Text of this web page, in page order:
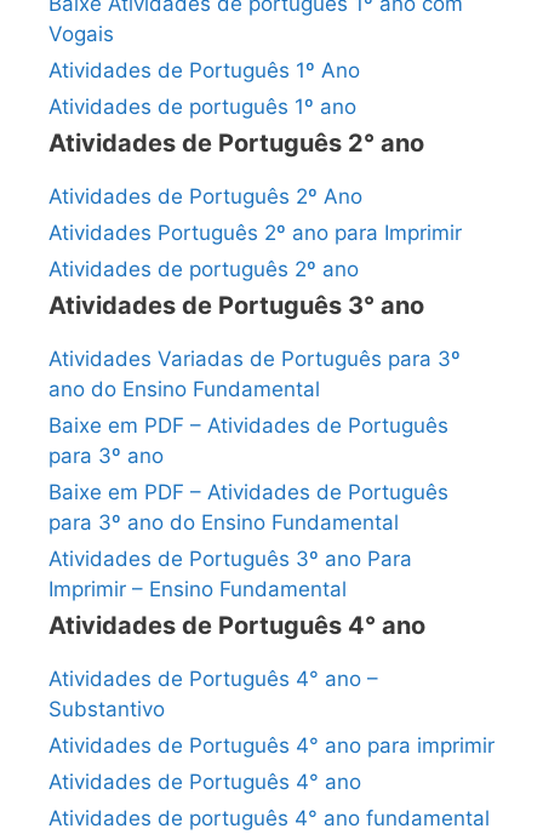
Vogais
Atividades de Português 1º Ano
Atividades de português 1º ano
Atividades de Português 2° ano
Atividades de Português 2º Ano
Atividades Português 2º ano para Imprimir
Atividades de português 2º ano
Atividades de Português 3° ano
Atividades Variadas de Português para 3º
ano do Ensino Fundamental
Baixe em PDF – Atividades de Português
para 3º ano
Baixe em PDF – Atividades de Português
para 3º ano do Ensino Fundamental
Atividades de Português 3º ano Para
Imprimir – Ensino Fundamental
Atividades de Português 4° ano
Atividades de Português 4° ano –
Substantivo
Atividades de Português 4° ano para imprimir
Atividades de Português 4° ano
Atividades de português 4° ano fundamental